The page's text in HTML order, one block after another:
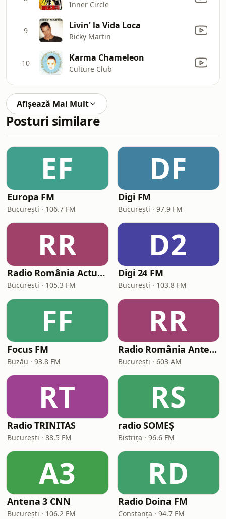
Inner Circle
9 Livin' la Vida Loca
Ricky Martin
10 Karma Chameleon
Culture Club
Afișează Mai Mult
Posturi similare
EF
Europa FM
București · 106.7 FM
DF
Digi FM
București · 97.9 FM
RR
Radio România Actualități
București · 105.3 FM
D2
Digi 24 FM
București · 103.8 FM
FF
Focus FM
Buzău · 93.8 FM
RR
Radio România Antena Satelor
București · 603 AM
RT
Radio TRINITAS
București · 88.5 FM
RS
radio SOMEȘ
Bistrița · 96.6 FM
A3
Antena 3 CNN
București · 106.2 FM
RD
Radio Doina FM
Constanța · 94.7 FM